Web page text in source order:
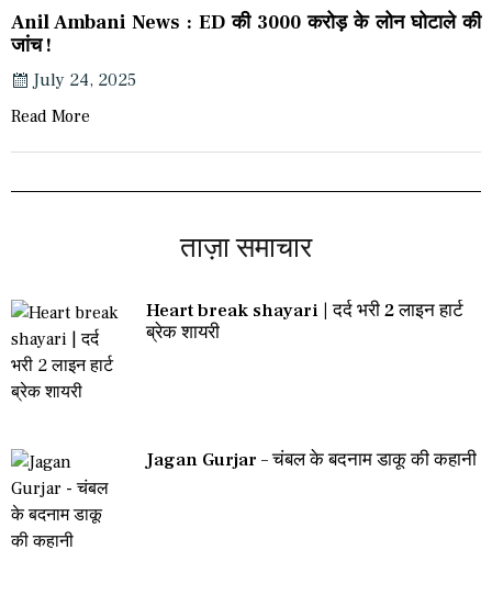
Anil Ambani News : ED की 3000 करोड़ के लोन घोटाले की
जांच !
July 24, 2025
Read More
ताज़ा समाचार
Heart break shayari | दर्द भरी 2 लाइन हार्ट
ब्रेक शायरी
Jagan Gurjar – चंबल के बदनाम डाकू की कहानी